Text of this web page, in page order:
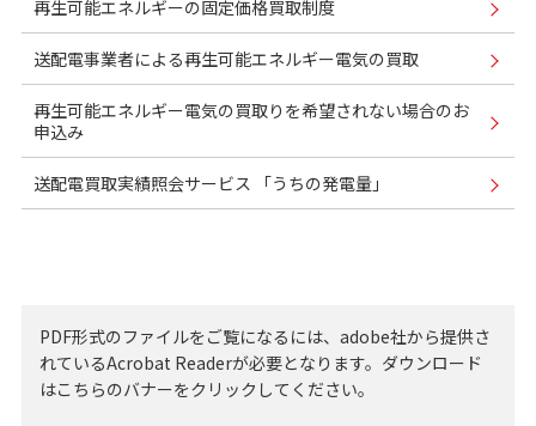
再生可能エネルギーの固定価格買取制度
送配電事業者による再生可能エネルギー電気の買取
再生可能エネルギー電気の買取りを希望されない場合のお
申込み
送配電買取実績照会サービス 「うちの発電量」
PDF形式のファイルをご覧になるには、adobe社から提供さ
れているAcrobat Readerが必要となります。ダウンロード
はこちらのバナーをクリックしてください。